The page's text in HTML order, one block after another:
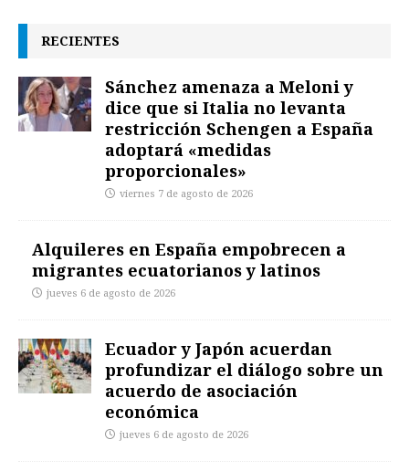
RECIENTES
Sánchez amenaza a Meloni y
dice que si Italia no levanta
restricción Schengen a España
adoptará «medidas
proporcionales»
viernes 7 de agosto de 2026
Alquileres en España empobrecen a
migrantes ecuatorianos y latinos
jueves 6 de agosto de 2026
Ecuador y Japón acuerdan
profundizar el diálogo sobre un
acuerdo de asociación
económica
jueves 6 de agosto de 2026